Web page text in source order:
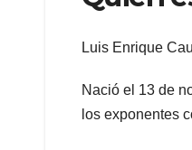
Luis Enrique
Nació el 13 de
los exponentes